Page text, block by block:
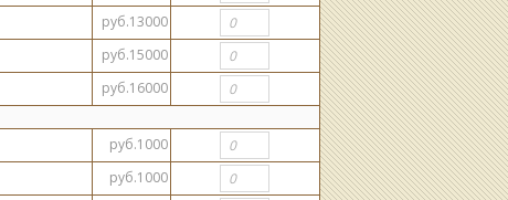
руб.13000
руб.15000
руб.16000
руб.1000
руб.1000